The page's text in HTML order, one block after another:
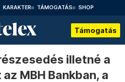
KARAKTER TÁMOGATÁS SHOP
Támogatás
illetné a
MBH Bankban, a